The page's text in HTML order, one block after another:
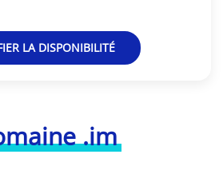
.im
LA DISPONIBILITÉ